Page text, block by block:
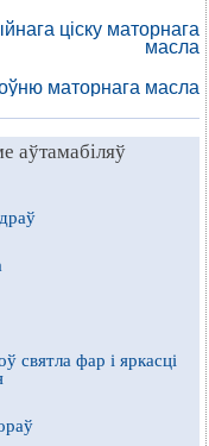
ціску маторнага
масла
маторнага масла
аўтамабіляў
святла фар і яркасці